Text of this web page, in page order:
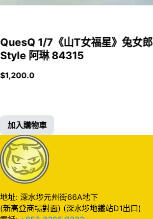
QuesQ 1/7《山T女福星》兔女郎
Style 阿琳 84315
$1,200.0
加入購物車
地址: 深水埗元州街66A地下
(新高登商場對面) (深水埗地鐵站D1出口)